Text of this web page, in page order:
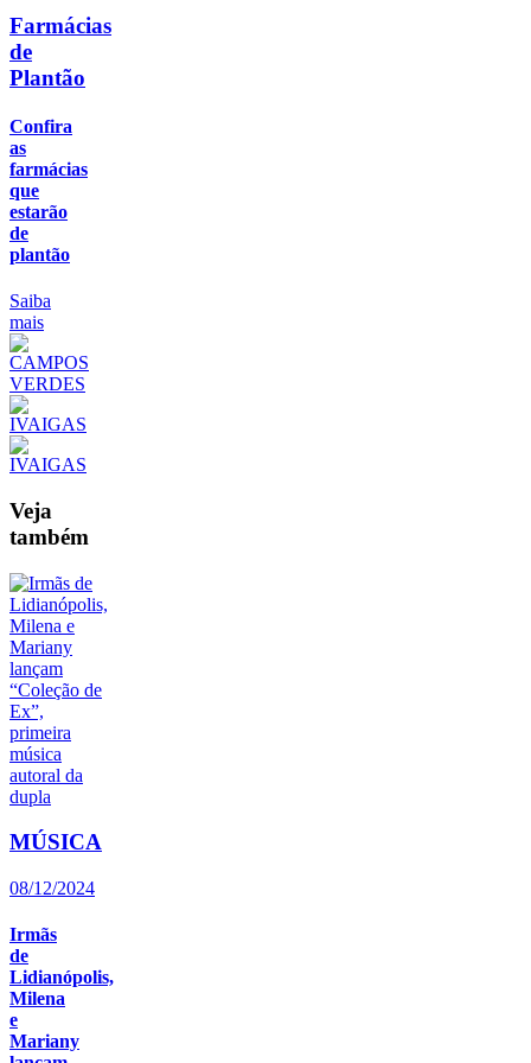
Farmácias
de
Plantão
Confira
as
farmácias
que
estarão
de
plantão
Saiba
mais
Veja
também
MÚSICA
08/12/2024
Irmãs
de
Lidianópolis,
Milena
e
Mariany